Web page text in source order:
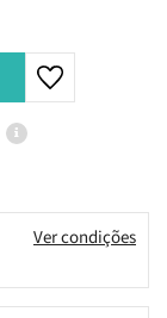
Ver condições